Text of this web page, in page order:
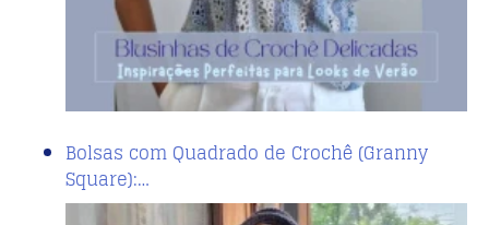
Bolsas com Quadrado de Crochê (Granny
Square):…